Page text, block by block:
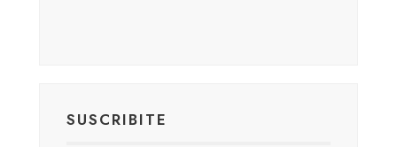
SUSCRIBITE